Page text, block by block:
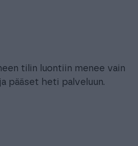
tilin luontiin menee vain
pääset heti palveluun.